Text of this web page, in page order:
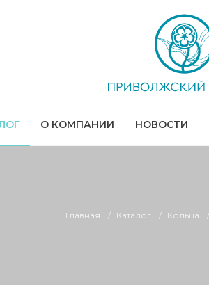
О КОМПАНИИ НОВОСТИ
Главная Каталог Кольца